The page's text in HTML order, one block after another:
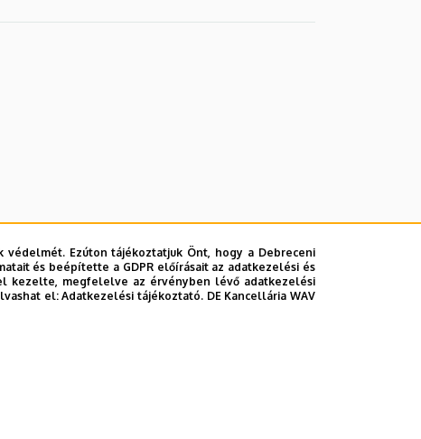
Ezúton tájékoztatjuk Önt, hogy a Debreceni
és beépítette a GDPR előírásait az adatkezelési és
kezelte, megfelelve az érvényben lévő adatkezelési
el:Adatkezelési tájékoztató. DE Kancellária WAV